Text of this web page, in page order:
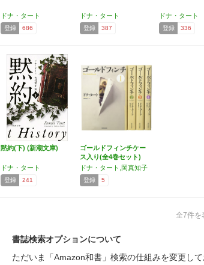
ドナ・タート
登録 686
ドナ・タート
登録 387
ドナ・タート
登録 336
黙約(下) (新潮文庫)
ドナ・タート
登録 241
ゴールドフィンチケー
ス入り(全4巻セット)
ドナ・タート,岡真知子
登録 5
全7件を
書誌検索オプションについて
ただいま「Amazon和書」検索の仕組みを変更し